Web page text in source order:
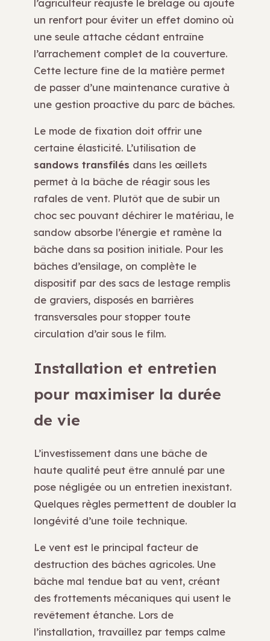
un renfort pour éviter un effet domino où
une seule attache cédant entraîne
l’arrachement complet de la couverture.
Cette lecture fine de la matière permet
de passer d’une maintenance curative à
une gestion proactive du parc de bâches.
Le mode de fixation doit offrir une
certaine élasticité. L’utilisation de
sandows transfilés dans les œillets
permet à la bâche de réagir sous les
rafales de vent. Plutôt que de subir un
choc sec pouvant déchirer le matériau, le
sandow absorbe l’énergie et ramène la
bâche dans sa position initiale. Pour les
bâches d’ensilage, on complète le
dispositif par des sacs de lestage remplis
de graviers, disposés en barrières
transversales pour stopper toute
circulation d’air sous le film.
Installation et entretien
pour maximiser la durée
de vie
L’investissement dans une bâche de
haute qualité peut être annulé par une
pose négligée ou un entretien inexistant.
Quelques règles permettent de doubler la
longévité d’une toile technique.
Le vent est le principal facteur de
destruction des bâches agricoles. Une
bâche mal tendue bat au vent, créant
des frottements mécaniques qui usent le
revêtement étanche. Lors de
l’installation, travaillez par temps calme